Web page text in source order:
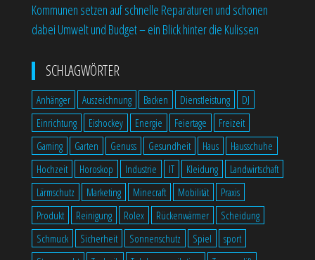
Kommunen setzen auf schnelle Reparaturen und schonen
dabei Umwelt und Budget – ein Blick hinter die Kulissen
SCHLAGWÖRTER
Anhänger Auszeichnung Backen Dienstleistung
DJ
Einrichtung
Eishockey Energie Feiertage
Freizeit
Gaming
Garten Genuss Gesundheit Haus
Hausschuhe
Hochzeit
Horoskop Industrie IT Kleidung
Landwirtschaft
Lärmschutz
Marketing Minecraft Mobilität
Praxis
Produkt
Reinigung Rolex Rückenwärmer
Scheidung
Schmuck
Sicherheit Sonnenschutz Spiel
sport